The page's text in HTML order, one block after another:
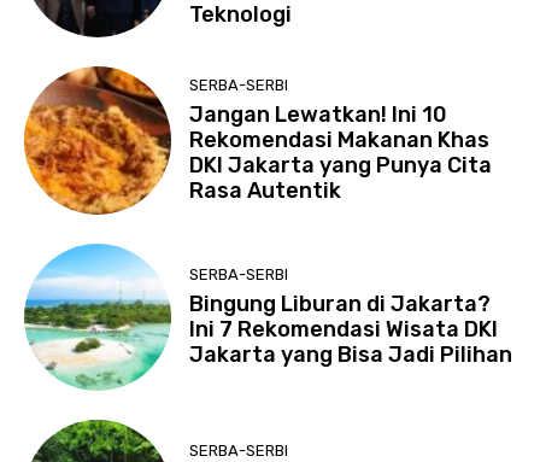
Teknologi
SERBA-SERBI
Jangan Lewatkan! Ini 10
Rekomendasi Makanan Khas
DKI Jakarta yang Punya Cita
Rasa Autentik
SERBA-SERBI
Bingung Liburan di Jakarta?
Ini 7 Rekomendasi Wisata DKI
Jakarta yang Bisa Jadi Pilihan
SERBA-SERBI